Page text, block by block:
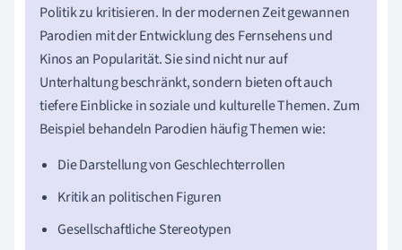
Politik zu kritisieren. In der modernen Zeit gewannen
Parodien mit der Entwicklung des Fernsehens und
Kinos an Popularität. Sie sind nicht nur auf
Unterhaltung beschränkt, sondern bieten oft auch
tiefere Einblicke in soziale und kulturelle Themen. Zum
Beispiel behandeln Parodien häufig Themen wie:
Die Darstellung von Geschlechterrollen
Kritik an politischen Figuren
Gesellschaftliche Stereotypen